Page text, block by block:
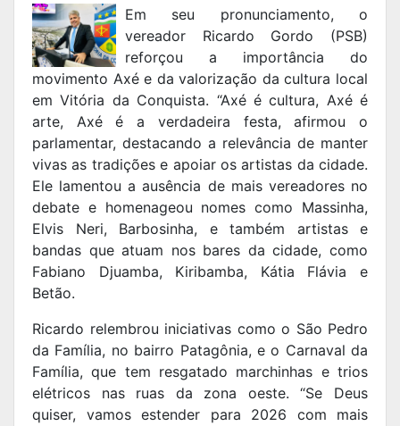
Em seu pronunciamento, o
vereador Ricardo Gordo (PSB)
reforçou a importância do
movimento Axé e da valorização da cultura local
em Vitória da Conquista. “Axé é cultura, Axé é
arte, Axé é a verdadeira festa, afirmou o
parlamentar, destacando a relevância de manter
vivas as tradições e apoiar os artistas da cidade.
Ele lamentou a ausência de mais vereadores no
debate e homenageou nomes como Massinha,
Elvis Neri, Barbosinha, e também artistas e
bandas que atuam nos bares da cidade, como
Fabiano Djuamba, Kiribamba, Kátia Flávia e
Betão.
Ricardo relembrou iniciativas como o São Pedro
da Família, no bairro Patagônia, e o Carnaval da
Família, que tem resgatado marchinhas e trios
elétricos nas ruas da zona oeste. “Se Deus
quiser, vamos estender para 2026 com mais